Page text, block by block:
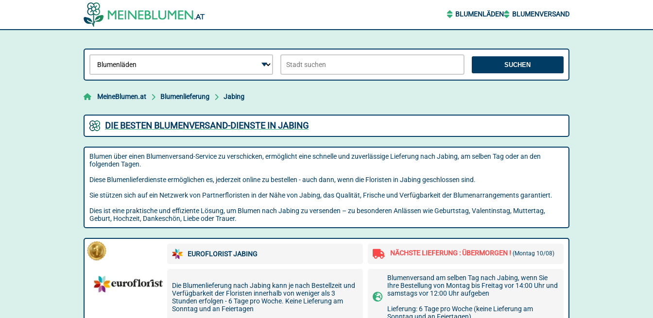
BLUMENLÄDEN BLUMENVERSAND
SUCHEN
MeineBlumen.at Blumenlieferung Jabing
DIE BESTEN BLUMENVERSAND-DIENSTE IN JABING
Blumen über einen Blumenversand-Service zu verschicken, ermöglicht eine schnelle und zuverlässige Lieferung nach Jabing, am selben Tag oder an den
folgenden Tagen.
Diese Blumenlieferdienste ermöglichen es, jederzeit online zu bestellen - auch dann, wenn die Floristen in Jabing geschlossen sind.
Sie stützen sich auf ein Netzwerk von Partnerfloristen in der Nähe von Jabing, das Qualität, Frische und Verfügbarkeit der Blumenarrangements garantiert.
Dies ist eine praktische und effiziente Lösung, um Blumen nach Jabing zu versenden – zu besonderen Anlässen wie Geburtstag, Valentinstag, Muttertag,
Geburt, Hochzeit, Dankeschön, Liebe oder Trauer.
EUROFLORIST JABING NÄCHSTE LIEFERUNG : ÜBERMORGEN ! (Montag 10/08)
Die Blumenlieferung nach Jabing kann je nach Bestellzeit und
Verfügbarkeit der Floristen innerhalb von weniger als 3
Stunden erfolgen - 6 Tage pro Woche. Keine Lieferung am
Sonntag und an Feiertagen
Blumenversand am selben Tag nach Jabing, wenn Sie
Ihre Bestellung von Montag bis Freitag vor 14:00 Uhr und
samstags vor 12:00 Uhr aufgeben
Lieferung: 6 Tage pro Woche (keine Lieferung am